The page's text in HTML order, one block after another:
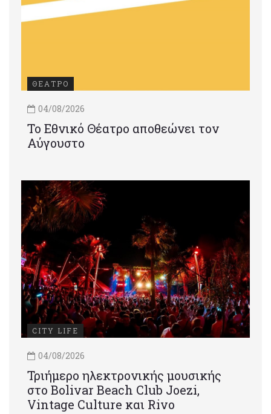
ΘΕΑΤΡΟ
04/08/2026
Το Εθνικό Θέατρο αποθεώνει τον
Αύγουστο
CITY LIFE
04/08/2026
Τριήμερο ηλεκτρονικής μουσικής
στο Bolivar Beach Club Joezi,
Vintage Culture και Rivo